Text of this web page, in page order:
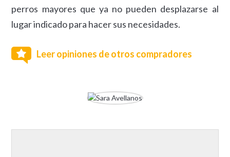
perros mayores que ya no pueden desplazarse al
lugar indicado para hacer sus necesidades.
Leer opiniones de otros compradores